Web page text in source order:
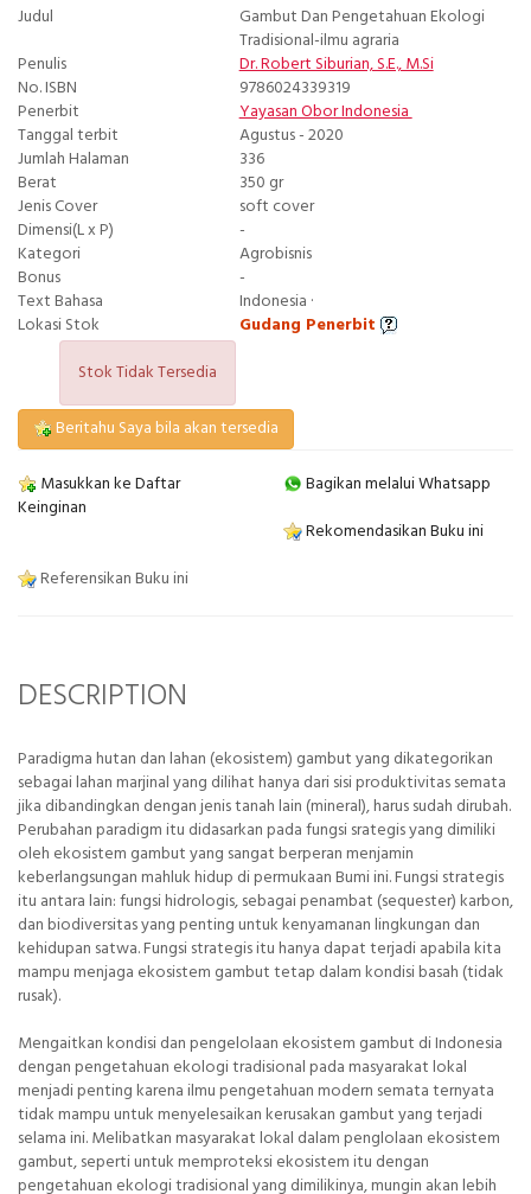
Judul
Gambut Dan Pengetahuan Ekologi
Tradisional-ilmu agraria
Penulis
Dr. Robert Siburian, S.E., M.Si
No. ISBN
9786024339319
Penerbit
Yayasan Obor Indonesia
Tanggal terbit
Agustus - 2020
Jumlah Halaman
336
Berat
350 gr
Jenis Cover
soft cover
Dimensi(L x P)
-
Kategori
Agrobisnis
Bonus
-
Text Bahasa
Indonesia ·
Lokasi Stok
Gudang Penerbit
Stok Tidak Tersedia
Beritahu Saya bila akan tersedia
Masukkan ke Daftar
Keinginan
Bagikan melalui Whatsapp
Rekomendasikan Buku ini
Referensikan Buku ini
DESCRIPTION
Paradigma hutan dan lahan (ekosistem) gambut yang dikategorikan
sebagai lahan marjinal yang dilihat hanya dari sisi produktivitas semata
jika dibandingkan dengan jenis tanah lain (mineral), harus sudah dirubah.
Perubahan paradigm itu didasarkan pada fungsi srategis yang dimiliki
oleh ekosistem gambut yang sangat berperan menjamin
keberlangsungan mahluk hidup di permukaan Bumi ini. Fungsi strategis
itu antara lain: fungsi hidrologis, sebagai penambat (sequester) karbon,
dan biodiversitas yang penting untuk kenyamanan lingkungan dan
kehidupan satwa. Fungsi strategis itu hanya dapat terjadi apabila kita
mampu menjaga ekosistem gambut tetap dalam kondisi basah (tidak
rusak).
Mengaitkan kondisi dan pengelolaan ekosistem gambut di Indonesia
dengan pengetahuan ekologi tradisional pada masyarakat lokal
menjadi penting karena ilmu pengetahuan modern semata ternyata
tidak mampu untuk menyelesaikan kerusakan gambut yang terjadi
selama ini. Melibatkan masyarakat lokal dalam penglolaan ekosistem
gambut, seperti untuk memproteksi ekosistem itu dengan
pengetahuan ekologi tradisional yang dimilikinya, mungin akan lebih